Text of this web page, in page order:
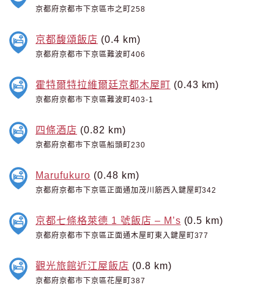
京都府京都市下京區市之町258
京都馥頌飯店 (0.4 km)
京都府京都市下京區難波町406
霍特爾特拉維爾廷京都木屋町 (0.43 km)
京都府京都市下京區難波町403-1
四條酒店 (0.82 km)
京都府京都市下京區船頭町230
Marufukuro (0.48 km)
京都府京都市下京區正面通加茂川筋西入鍵屋町342
京都七條格萊德 1 號飯店 – M’s (0.5 km)
京都府京都市下京區正面通木屋町東入鍵屋町377
觀光旅館近江屋飯店 (0.8 km)
京都府京都市下京區花屋町387